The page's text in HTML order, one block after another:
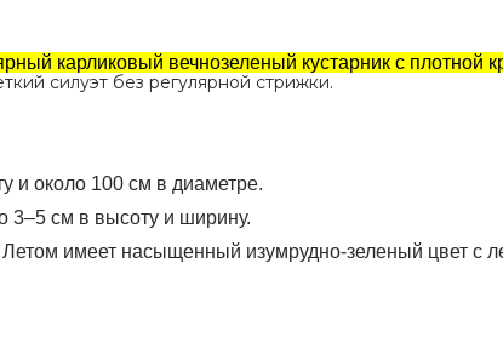
карликовый вечнозеленый кустарник с
силуэт без регулярной стрижки.
и около 100 см в диаметре.
3–5 см в высоту и ширину.
имеет насыщенный изумрудно-зеленый цвет с